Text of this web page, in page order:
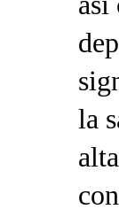
la